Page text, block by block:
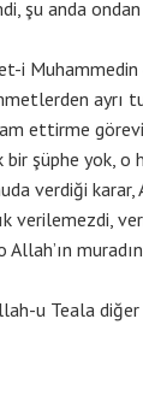
şu anda
i
ayrı
ettirme
şüphe yok,
verdiği karar,
verilemezdi,
u Teala